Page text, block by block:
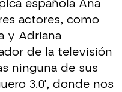
española Ana
actores, como
y Adriana
de la televisión
ninguna de sus
3.0', donde nos